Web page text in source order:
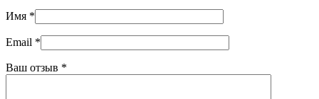
Имя *
Email *
Ваш отзыв *